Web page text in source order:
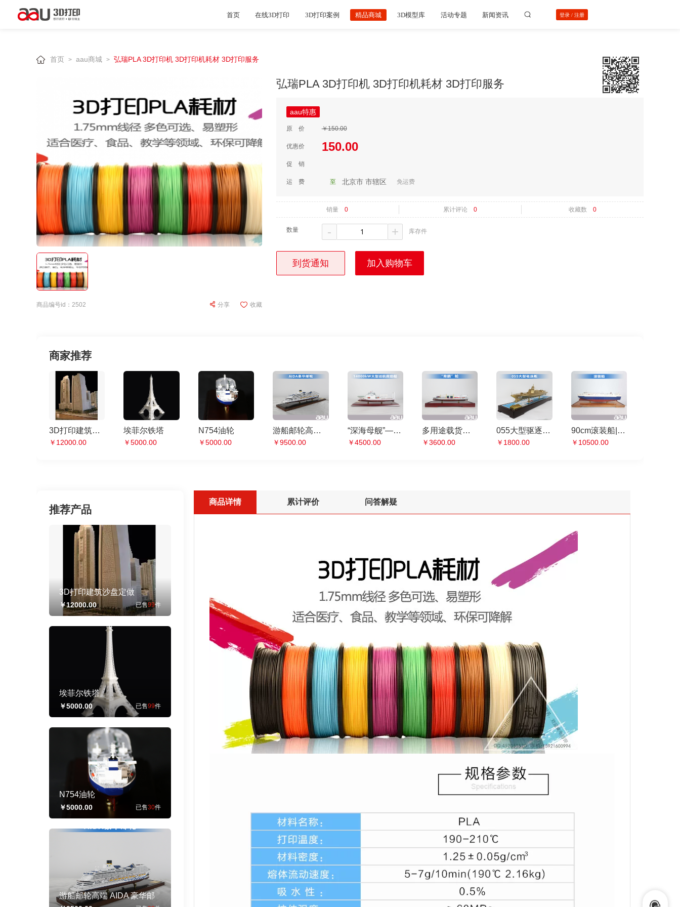
首页 在线3D打印 3D打印案例 精品商城 3D模型库 活动专题 新闻资讯 登录 / 注册
首页 > aau商城 > 弘瑞PLA 3D打印机 3D打印机耗材 3D打印服务
商品编号id：2502 分享 收藏
弘瑞PLA 3D打印机 3D打印机耗材 3D打印服务
aau特惠
原 价 ￥150.00
优惠价 150.00
促 销
运 费 至 北京市 市辖区 免运费
销量 0 累计评论 0 收藏数 0
数量 - + 库存件
到货通知 加入购物车
商家推荐
3D打印建筑沙盘定做
￥12000.00
埃菲尔铁塔
￥5000.00
N754油轮
￥5000.00
游船邮轮高端 AIDA 豪华邮轮 居家办公摆件纪念品收藏礼品赠送
￥9500.00
“深海母舰”——14000kW大型巡航救助船
￥4500.00
多用途载货教学实习船|“育鹏”轮|船模纪念摆件展览收藏品送礼
￥3600.00
055大型驱逐舰 大型水面舰艇 军事海军舰艇模型 工艺船航模纪念摆件展览收藏品送
￥1800.00
90cm滚装船|货运船模型客运船模型仿真舰艇模型工艺船航模纪念摆件展览收藏品送礼
￥10500.00
推荐产品
3D打印建筑沙盘定做
￥12000.00 已售99件
埃菲尔铁塔
￥5000.00 已售99件
N754油轮
￥5000.00 已售30件
游船邮轮高端 AIDA 豪华邮
轮 居家办公摆件纪念品收藏
商品详情 累计评价 问答解疑